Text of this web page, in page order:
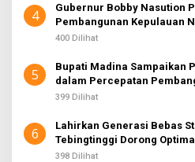
4
Gubernur Bobby Nasution
Pembangunan Kepulauan
400 Dilihat
5
Bupati Madina Sampaikan
dalam Percepatan
399 Dilihat
6
Lahirkan Generasi Bebas
Tebingtinggi Dorong
398 Dilihat